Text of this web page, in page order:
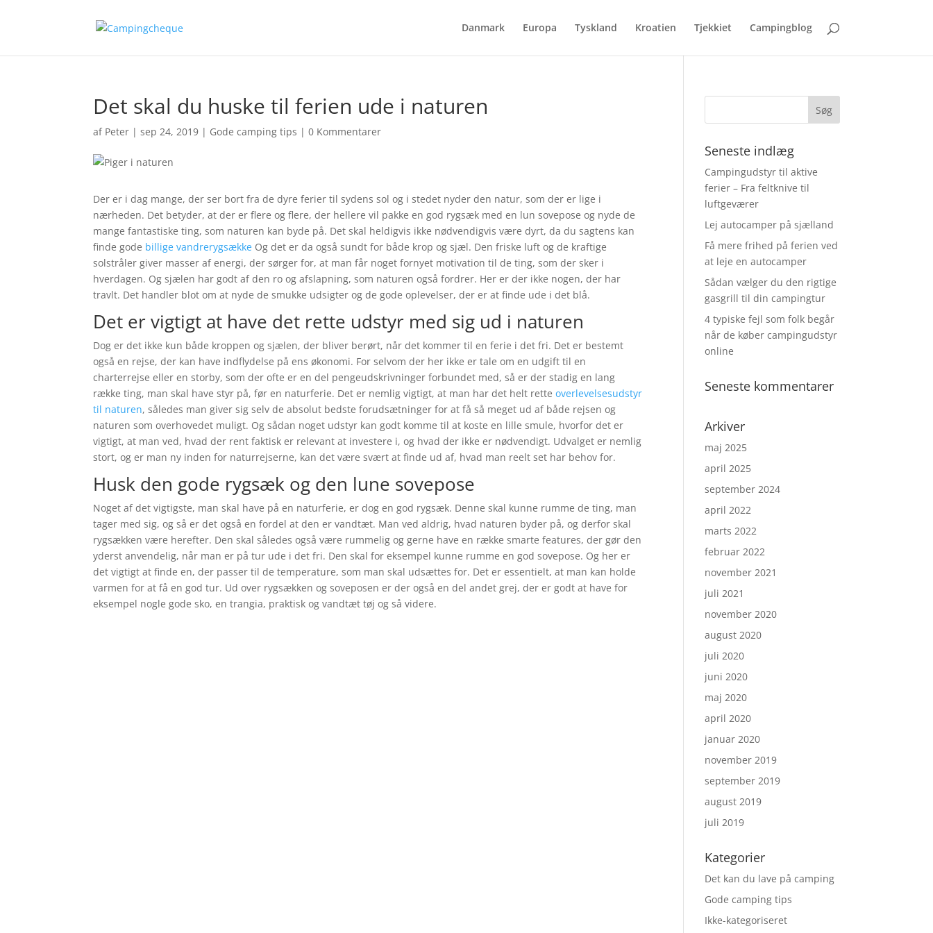
Danmark Europa Tyskland Kroatien Tjekkiet Campingblog
Det skal du huske til ferien ude i naturen
af Peter |sep 24, 2019 | Gode camping tips |0 Kommentarer
Der er i dag mange, der ser bort fra de dyre ferier til sydens sol og i stedet nyder den natur, som der er lige i
nærheden. Det betyder, at der er flere og flere, der hellere vil pakke en god rygsæk med en lun sovepose og nyde de
mange fantastiske ting, som naturen kan byde på. Det skal heldigvis ikke nødvendigvis være dyrt, da du sagtens kan
finde gode billige vandrerygsække Og det er da også sundt for både krop og sjæl. Den friske luft og de kraftige
solstråler giver masser af energi, der sørger for, at man får noget fornyet motivation til de ting, som der sker i
hverdagen. Og sjælen har godt af den ro og afslapning, som naturen også fordrer. Her er der ikke nogen, der har
travlt. Det handler blot om at nyde de smukke udsigter og de gode oplevelser, der er at finde ude i det blå.
Det er vigtigt at have det rette udstyr med sig ud i naturen
Dog er det ikke kun både kroppen og sjælen, der bliver berørt, når det kommer til en ferie i det fri. Det er bestemt
også en rejse, der kan have indflydelse på ens økonomi. For selvom der her ikke er tale om en udgift til en
charterrejse eller en storby, som der ofte er en del pengeudskrivninger forbundet med, så er der stadig en lang
række ting, man skal have styr på, før en naturferie. Det er nemlig vigtigt, at man har det helt retteoverlevelsesudstyr
til naturen, således man giver sig selv de absolut bedste forudsætninger for at få så meget ud af både rejsen og
naturen som overhovedet muligt. Og sådan noget udstyr kan godt komme til at koste en lille smule, hvorfor det er
vigtigt, at man ved, hvad der rent faktisk er relevant at investere i, og hvad der ikke er nødvendigt. Udvalget er nemlig
stort, og er man ny inden for naturrejserne, kan det være svært at finde ud af, hvad man reelt set har behov for.
Husk den gode rygsæk og den lune sovepose
Noget af det vigtigste, man skal have på en naturferie, er dog en god rygsæk. Denne skal kunne rumme de ting, man
tager med sig, og så er det også en fordel at den er vandtæt. Man ved aldrig, hvad naturen byder på, og derfor skal
rygsækken være herefter. Den skal således også være rummelig og gerne have en række smarte features, der gør den
yderst anvendelig, når man er på tur ude i det fri. Den skal for eksempel kunne rumme en god sovepose. Og her er
det vigtigt at finde en, der passer til de temperature, som man skal udsættes for. Det er essentielt, at man kan holde
varmen for at få en god tur. Ud over rygsækken og soveposen er der også en del andet grej, der er godt at have for
eksempel nogle gode sko, en trangia, praktisk og vandtæt tøj og så videre.
Seneste indlæg
Campingudstyr til aktive
ferier – Fra feltknive til
luftgeværer
Lej autocamper på sjælland
Få mere frihed på ferien ved
at leje en autocamper
Sådan vælger du den rigtige
gasgrill til din campingtur
4 typiske fejl som folk begår
når de køber campingudstyr
online
Seneste kommentarer
Arkiver
maj 2025
april 2025
september 2024
april 2022
marts 2022
februar 2022
november 2021
juli 2021
november 2020
august 2020
juli 2020
juni 2020
maj 2020
april 2020
januar 2020
november 2019
september 2019
august 2019
juli 2019
Kategorier
Det kan du lave på camping
Gode camping tips
Ikke-kategoriseret